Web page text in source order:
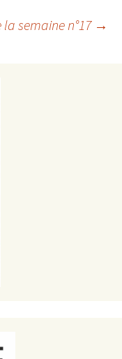
la semaine n°17 →